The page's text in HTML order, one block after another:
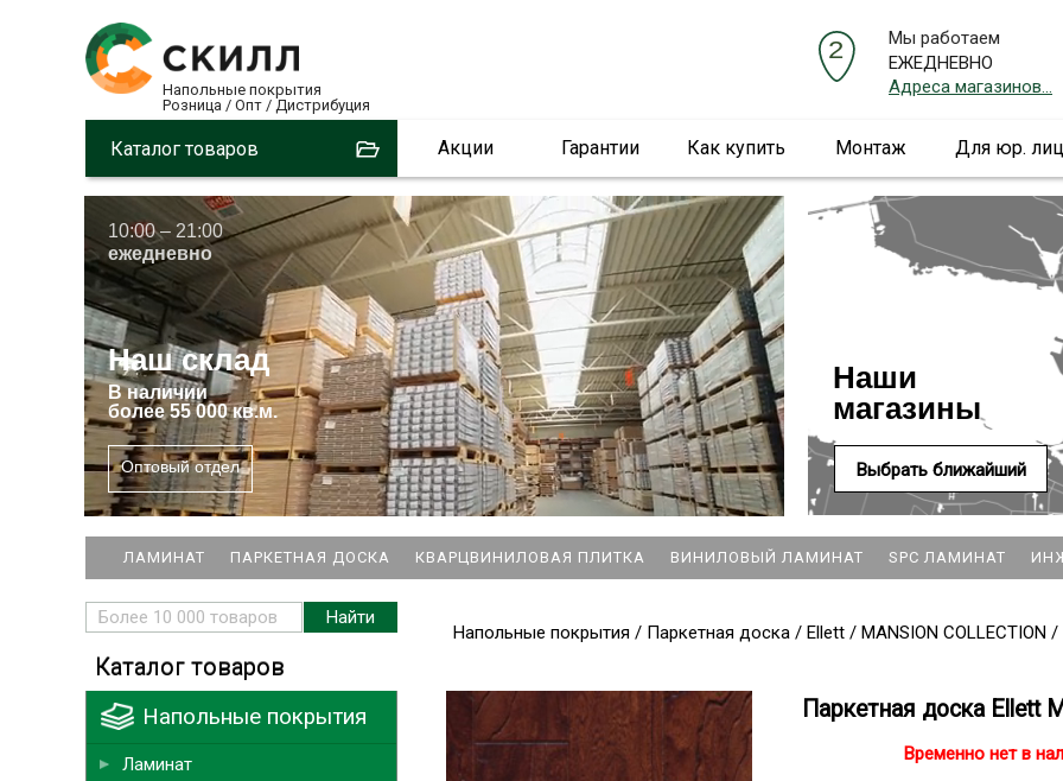
Напольные покрытия
Розница / Опт / Дистрибуция
Мы работаем
ЕЖЕДНЕВНО
Адреса магазинов...
Каталог товаров Акции Гарантии Как купить Монтаж Для юр. лиц
10:00 – 21:00
ежедневно
Наш склад
Вналичии
более 55 000 кв.м.
Оптовый отдел
Наши
магазины
Выбрать ближайший
ЛАМИНАТ ПАРКЕТНАЯ ДОСКА КВАРЦВИНИЛОВАЯ ПЛИТКА ВИНИЛОВЫЙ ЛАМИНАТ SPC ЛАМИНАТ
Напольные покрытия / Паркетная доска / Ellett / MANSION COLLECTION /
Паркетная доска Ellett
Временно нет в
Каталог товаров
Напольные покрытия
Ламинат